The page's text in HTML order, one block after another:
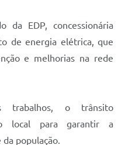
da EDP, concessionária
de energia elétrica, que
e melhorias na rede
trabalhos, o trânsito
local para garantir a
população.